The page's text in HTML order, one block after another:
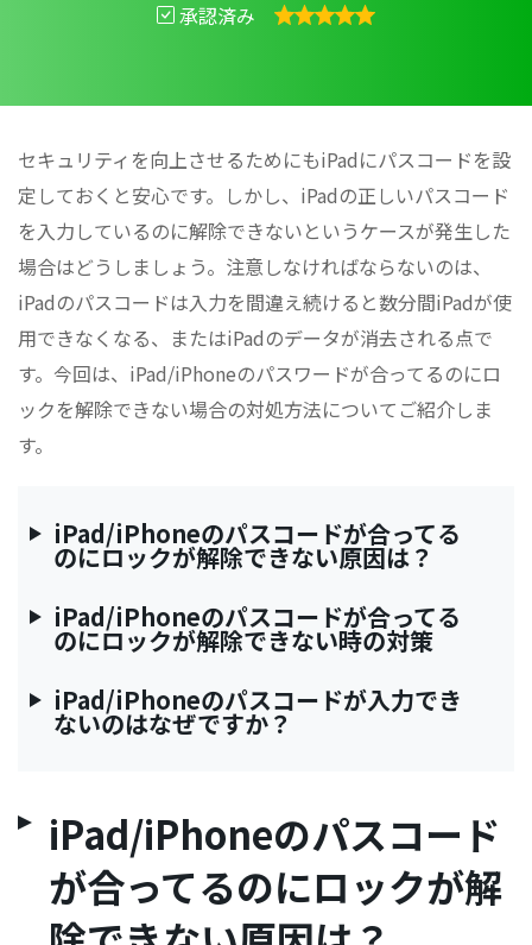
承認済み
セキュリティを向上させるためにもiPadにパスコードを設
定しておくと安心です。しかし、iPadの正しいパスコード
を入力しているのに解除できないというケースが発生した
場合はどうしましょう。注意しなければならないのは、
iPadのパスコードは入力を間違え続けると数分間iPadが使
用できなくなる、またはiPadのデータが消去される点で
す。今回は、iPad/iPhoneのパスワードが合ってるのにロ
ックを解除できない場合の対処方法についてご紹介しま
す。
iPad/iPhoneのパスコードが合ってる
のにロックが解除できない原因は？
iPad/iPhoneのパスコードが合ってる
のにロックが解除できない時の対策
iPad/iPhoneのパスコードが入力でき
ないのはなぜですか？
iPad/iPhoneのパスコード
が合ってるのにロックが解